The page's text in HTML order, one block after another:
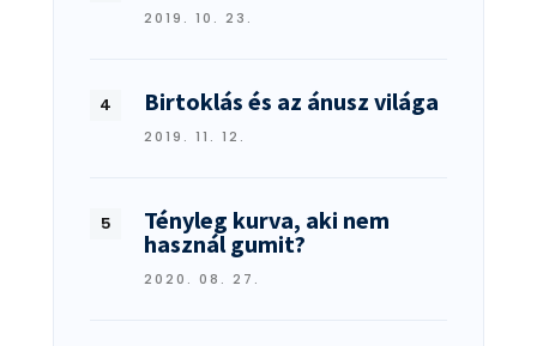
2019. 10. 23.
Birtoklás és az ánusz világa
2019. 11. 12.
Tényleg kurva, aki nem
használ gumit?
2020. 08. 27.